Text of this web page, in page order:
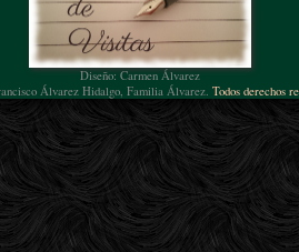
Diseño: Carmen Álvarez
Álvarez Hidalgo, Familia Álvarez. Todos derechos